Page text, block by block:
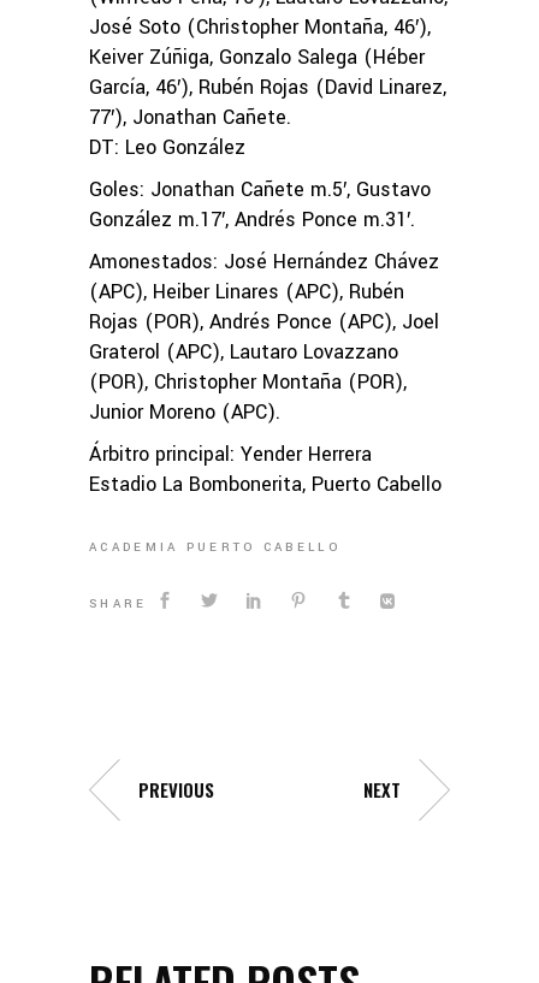
José Soto (Christopher Montaña, 46′),
Keiver Zúñiga, Gonzalo Salega (Héber
García, 46′), Rubén Rojas (David Linarez,
77′), Jonathan Cañete.
DT: Leo González
Goles: Jonathan Cañete m.5′, Gustavo
González m.17′, Andrés Ponce m.31′.
Amonestados: José Hernández Chávez
(APC), Heiber Linares (APC), Rubén
Rojas (POR), Andrés Ponce (APC), Joel
Graterol (APC), Lautaro Lovazzano
(POR), Christopher Montaña (POR),
Junior Moreno (APC).
Árbitro principal: Yender Herrera
Estadio La Bombonerita, Puerto Cabello
ACADEMIA PUERTO CABELLO
SHARE
PREVIOUS NEXT